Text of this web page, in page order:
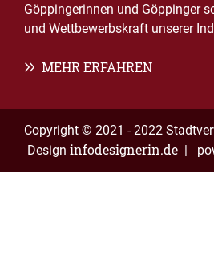
Göppingerinnen und Göppinger
und Wettbewerbskraft unserer
MEHR ERFAHREN
Copyright © 2021 - 2022
Design infodesignerin.de |